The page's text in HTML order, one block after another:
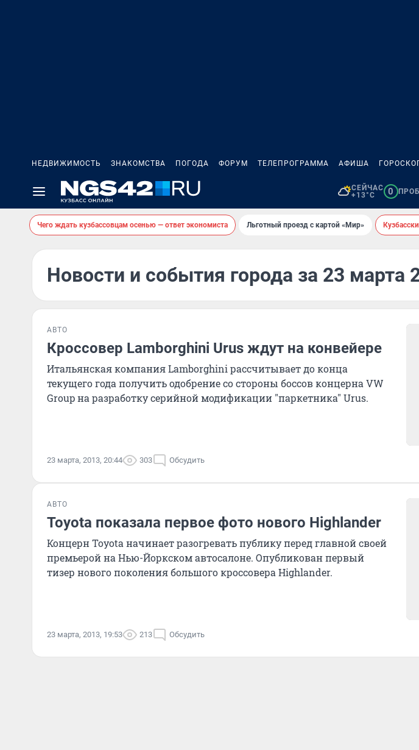
НЕДВИЖИМОСТЬ ЗНАКОМСТВА ПОГОДА ФОРУМ ТЕЛЕПРОГРАММА АФИША
СЕЙЧАС
+13°C
0
Чего ждать кузбассовцам осенью — ответ экономиста Льготный проезд с картой «Мир»
Новости и события города за 23 марта
АВТО
Кроссовер Lamborghini Urus ждут на конвейере
Итальянская компания Lamborghini рассчитывает до конца
текущего года получить одобрение со стороны боссов концерна VW
Group на разработку серийной модификации "паркетника" Urus.
23 марта, 2013, 20:44 303 Обсудить
АВТО
Toyota показала первое фото нового Highlander
Концерн Toyota начинает разогревать публику перед главной своей
премьерой на Нью-Йоркском автосалоне. Опубликован первый
тизер нового поколения большого кроссовера Highlander.
23 марта, 2013, 19:53 213 Обсудить